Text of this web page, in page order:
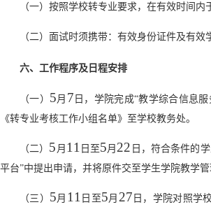
（一）按照学校转专业要求，在有效时间内
（二）面试时须携带：有效身份证件及有效
六、工作程序及日程安排
（一） 5 月 7 日，学院完成“教学综合信息服
《转专业考核工作小组名单》至学校教务处。
（二） 5 月 11 日至5 月 22 日，符合条件的
平台”中提出申请，并将原件交至学生学院教学
（三） 5 月 11 日至5 月 27 日，学院对照学